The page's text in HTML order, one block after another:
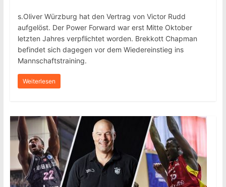
s.Oliver Würzburg hat den Vertrag von Victor Rudd
aufgelöst. Der Power Forward war erst Mitte Oktober
letzten Jahres verpflichtet worden. Brekkott Chapman
befindet sich dagegen vor dem Wiedereinstieg ins
Mannschaftstraining.
Weiterlesen